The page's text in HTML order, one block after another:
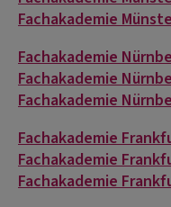
Fachakademie
Fachakademie
Fachakademie
Fachakademie
Fachakademie
Fachakademie
Fachakademie